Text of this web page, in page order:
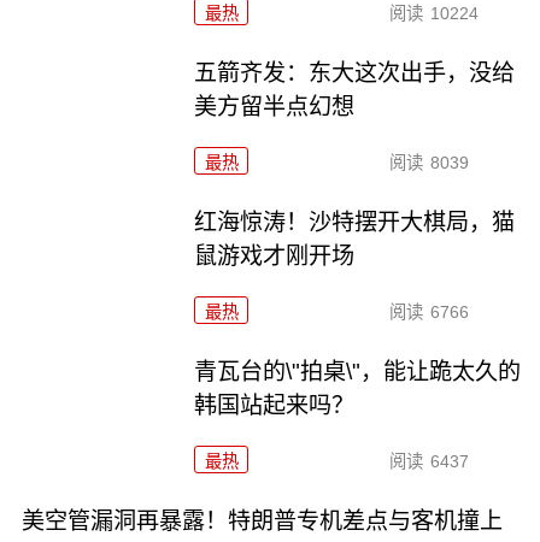
最热 阅读 10224
五箭齐发：东大这次出手，没给
美方留半点幻想
最热 阅读 8039
红海惊涛！沙特摆开大棋局，猫
鼠游戏才刚开场
最热 阅读 6766
青瓦台的\"拍桌\"，能让跪太久的
韩国站起来吗？
最热 阅读 6437
美空管漏洞再暴露！特朗普专机差点与客机撞上